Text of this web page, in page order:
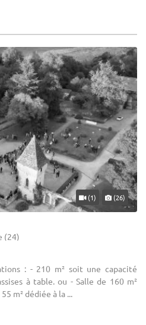
(1) (26)
(24)
: - 210 m² soit une capacité
à table. ou - Salle de 160 m²
m² dédiée à la ...